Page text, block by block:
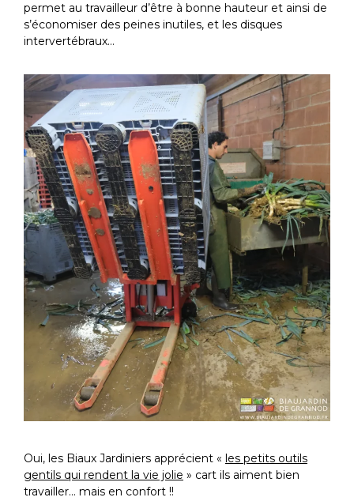
permet au travailleur d’être à bonne hauteur et ainsi de
s’économiser des peines inutiles, et les disques
intervertébraux…
Oui, les Biaux Jardiniers apprécient « les petits outils
gentils qui rendent la vie jolie » cart ils aiment bien
travailler… mais en confort !!